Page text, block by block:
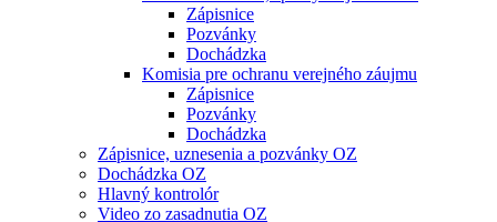
Zápisnice
Pozvánky
Dochádzka
Komisia pre ochranu verejného záujmu
Zápisnice
Pozvánky
Dochádzka
Zápisnice, uznesenia a pozvánky OZ
Dochádzka OZ
Hlavný kontrolór
Video zo zasadnutia OZ